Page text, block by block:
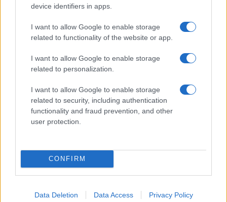
device identifiers in apps.
I want to allow Google to enable storage
related to functionality of the website or app.
I want to allow Google to enable storage
related to personalization.
I want to allow Google to enable storage
related to security, including authentication
functionality and fraud prevention, and other
user protection.
CONFIRM
Data Deletion Data Access Privacy Policy